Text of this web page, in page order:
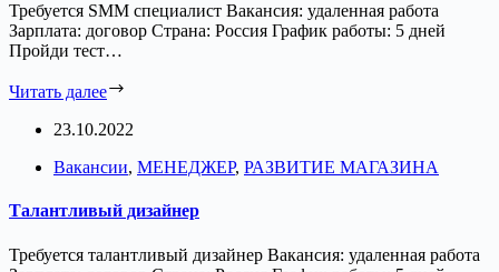
Требуется SMM специалист Вакансия: удаленная работа
Зарплата: договор Страна: Россия График работы: 5 дней
Пройди тест…
Читать далее
23.10.2022
Вакансии, МЕНЕДЖЕР, РАЗВИТИЕ МАГАЗИНА
Талантливый дизайнер
Требуется талантливый дизайнер Вакансия: удаленная работа